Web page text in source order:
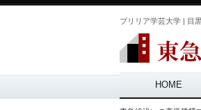
ブリリア学芸大学 | 目
Main menu
HOME